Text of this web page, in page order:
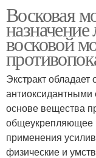
Восковая
восковой
Экстракт
основе вещества
общеукрепляющее
применения
физические и